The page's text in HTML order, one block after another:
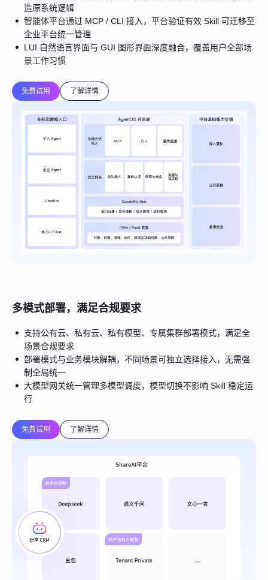
造原系统逻辑
智能体平台通过 MCP / CLI 接入，平台验证有效 Skill 可迁移至
企业平台统一管理
LUI 自然语言界面与 GUI 图形界面深度融合，覆盖用户全部场
景工作习惯
免费试用 了解详情
多模式部署，满足合规要求
支持公有云、私有云、私有模型、专属集群部署模式，满足全
场景合规要求
部署模式与业务模块解耦，不同场景可独立选择接入，无需强
制全局统一
大模型网关统一管理多模型调度，模型切换不影响 Skill 稳定运
行
免费试用 了解详情